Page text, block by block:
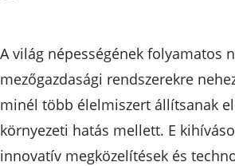
A világ népességének folyamatos
mezőgazdasági rendszerekre
minél több élelmiszert állítsanak
környezeti hatás mellett. E
innovatív megközelítések és